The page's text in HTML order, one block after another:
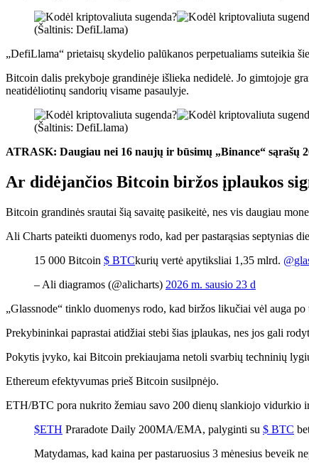
(Šaltinis: DefiLlama)
„DefiLlama“ prietaisų skydelio palūkanos perpetualiams suteikia
Bitcoin dalis prekyboje grandinėje išlieka nedidelė. Jo gimtojoje
neatidėliotinų sandorių visame pasaulyje.
(Šaltinis: DefiLlama)
ATRASK: Daugiau nei 16 naujų ir būsimų „Binance“ sąrašų
Ar didėjančios Bitcoin biržos įplaukos
Bitcoin grandinės srautai šią savaitę pasikeitė, nes vis daugiau
Ali Charts pateikti duomenys rodo, kad per pastarąsias septynias
15 000 Bitcoin $ BTCkurių vertė apytiksliai 1,35 mlrd.
– Ali diagramos (@alicharts) 2026 m. sausio 23 d
„Glassnode“ tinklo duomenys rodo, kad biržos likučiai vėl auga
Prekybininkai paprastai atidžiai stebi šias įplaukas, nes jos gali
Pokytis įvyko, kai Bitcoin prekiaujama netoli svarbių techninių
Ethereum efektyvumas prieš Bitcoin susilpnėjo.
ETH/BTC pora nukrito žemiau savo 200 dienų slankiojo vidurkio
$ETH Praradote Daily 200MA/EMA, palyginti su $ BTC
Matydamas, kad kaina per pastaruosius 3 mėnesius beveik